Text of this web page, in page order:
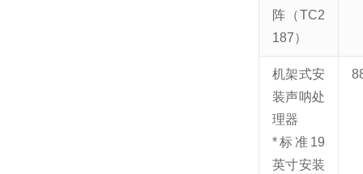
阵（TC2
187）
机架式安
装声呐处
理器
*标准19
英寸安装